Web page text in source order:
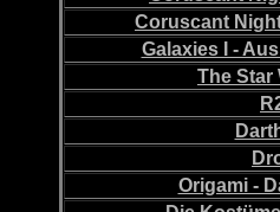
Coruscant
Galaxies I -
The Star
Origami -